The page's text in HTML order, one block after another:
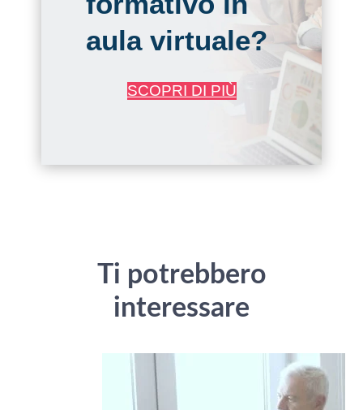
aula virtuale?
SCOPRI DI PIÙ
Ti potrebbero
interessare